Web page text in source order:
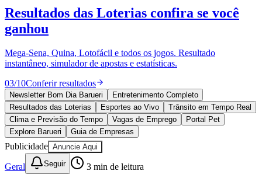
Resultados das Loterias confira se você
ganhou
Mega-Sena, Quina, Lotofácil e todos os jogos. Resultado
instantâneo, simulador de apostas e estatísticas.
03/10Conferir resultados
Newsletter Bom Dia Barueri
Entretenimento Completo
Resultados das Loterias
Esportes ao Vivo
Trânsito em Tempo Real
Clima e Previsão do Tempo
Vagas de Emprego
Portal Pet
Explore Barueri
Guia de Empresas
Publicidade Anuncie Aqui
Geral Seguir 3 min de leitura